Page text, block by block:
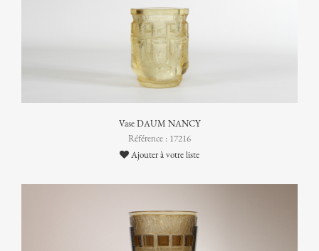
Vase DAUM NANCY
Référence : 17216
Ajouter à votre liste